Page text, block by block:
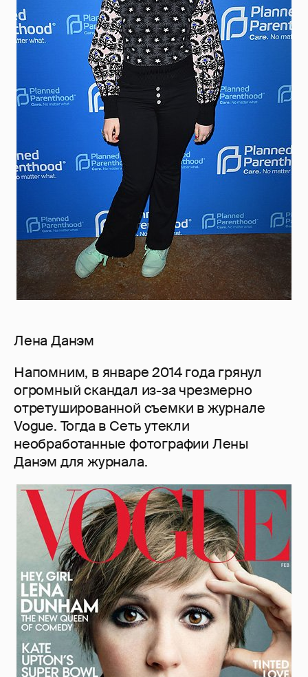
Лена Данэм
Напомним, в январе 2014 года грянул
огромный скандал из-за чрезмерно
отретушированной съемки в журнале
Vogue. Тогда в Сеть утекли
необработанные фотографии Лены
Данэм для журнала.